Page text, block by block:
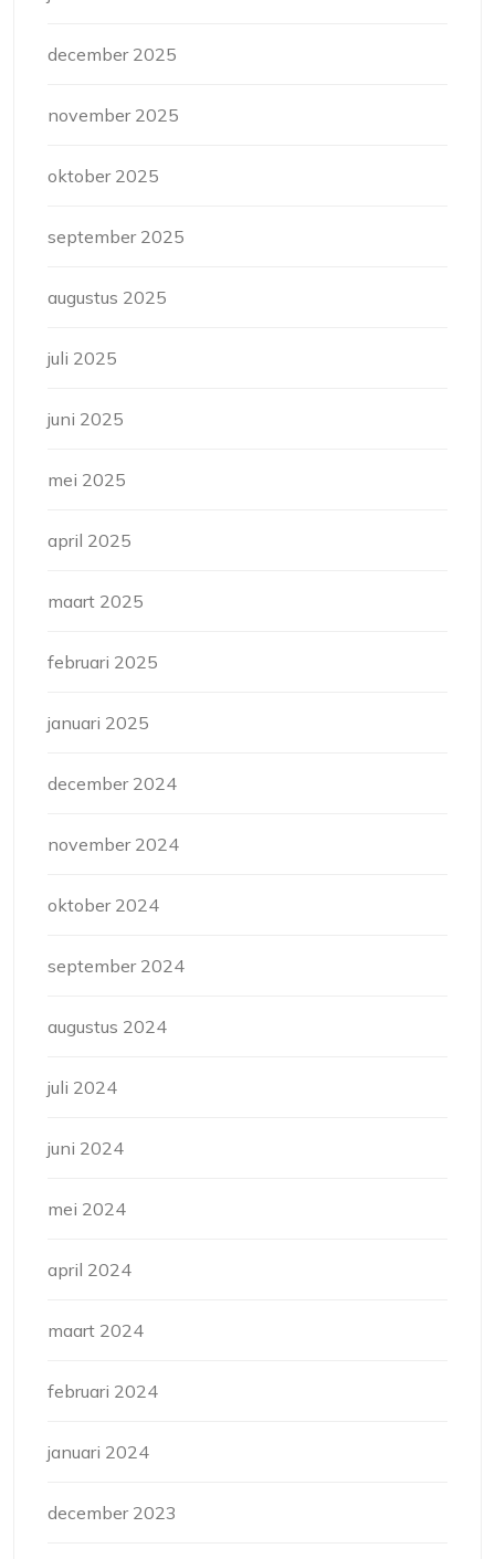
december 2025
november 2025
oktober 2025
september 2025
augustus 2025
juli 2025
juni 2025
mei 2025
april 2025
maart 2025
februari 2025
januari 2025
december 2024
november 2024
oktober 2024
september 2024
augustus 2024
juli 2024
juni 2024
mei 2024
april 2024
maart 2024
februari 2024
januari 2024
december 2023